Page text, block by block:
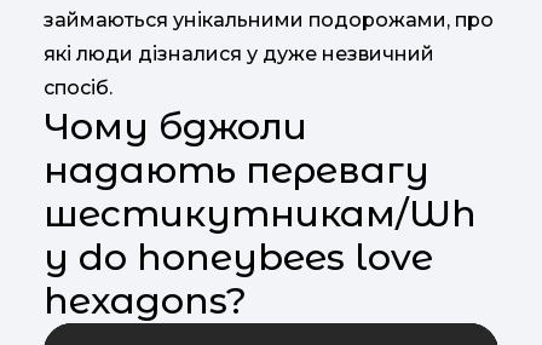
займаються унікальними подорожами, про
які люди дізналися у дуже незвичний
спосіб.
Чому бджоли
надають перевагу
шестикутникам/Wh
y do honeybees love
hexagons?